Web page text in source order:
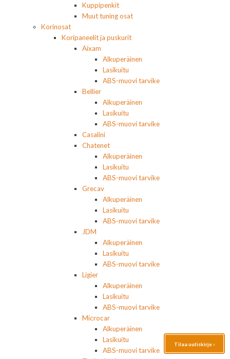
Kuppipenkit
Muut tuning osat
Korinosat
Koripaneelit ja puskurit
Aixam
Alkuperäinen
Lasikuitu
ABS-muovi tarvike
Bellier
Alkuperäinen
Lasikuitu
ABS-muovi tarvike
Casalini
Chatenet
Alkuperäinen
Lasikuitu
ABS-muovi tarvike
Grecav
Alkuperäinen
Lasikuitu
ABS-muovi tarvike
JDM
Alkuperäinen
Lasikuitu
ABS-muovi tarvike
Ligier
Alkuperäinen
Lasikuitu
ABS-muovi tarvike
Microcar
Alkuperäinen
Lasikuitu
ABS-muovi tarvike
Tilaa uutiskirje ›